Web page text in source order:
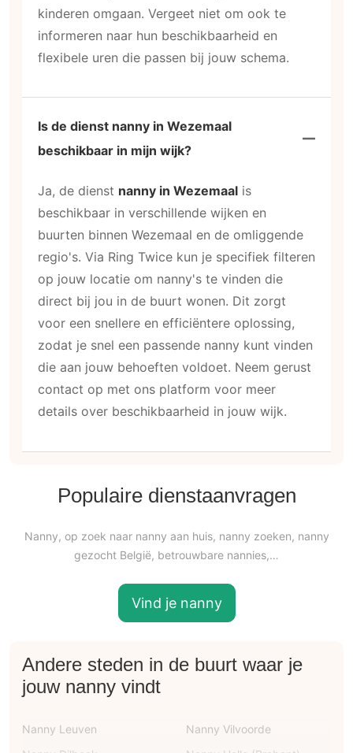
kinderen omgaan. Vergeet niet om ook te
informeren naar hun beschikbaarheid en
flexibele uren die passen bij jouw schema.
Is de dienst nanny in Wezemaal
beschikbaar in mijn wijk?
Ja, de dienst nanny in Wezemaal is
beschikbaar in verschillende wijken en
buurten binnen Wezemaal en de omliggende
regio's. Via Ring Twice kun je specifiek filteren
op jouw locatie om nanny's te vinden die
direct bij jou in de buurt wonen. Dit zorgt
voor een snellere en efficiëntere oplossing,
zodat je snel een passende nanny kunt vinden
die aan jouw behoeften voldoet. Neem gerust
contact op met ons platform voor meer
details over beschikbaarheid in jouw wijk.
Populaire dienstaanvragen
Nanny, op zoek naar nanny aan huis, nanny zoeken, nanny
gezocht België, betrouwbare nannies,…
Vind je nanny
Andere steden in de buurt waar je
jouw nanny vindt
Nanny Leuven
Nanny Vilvoorde